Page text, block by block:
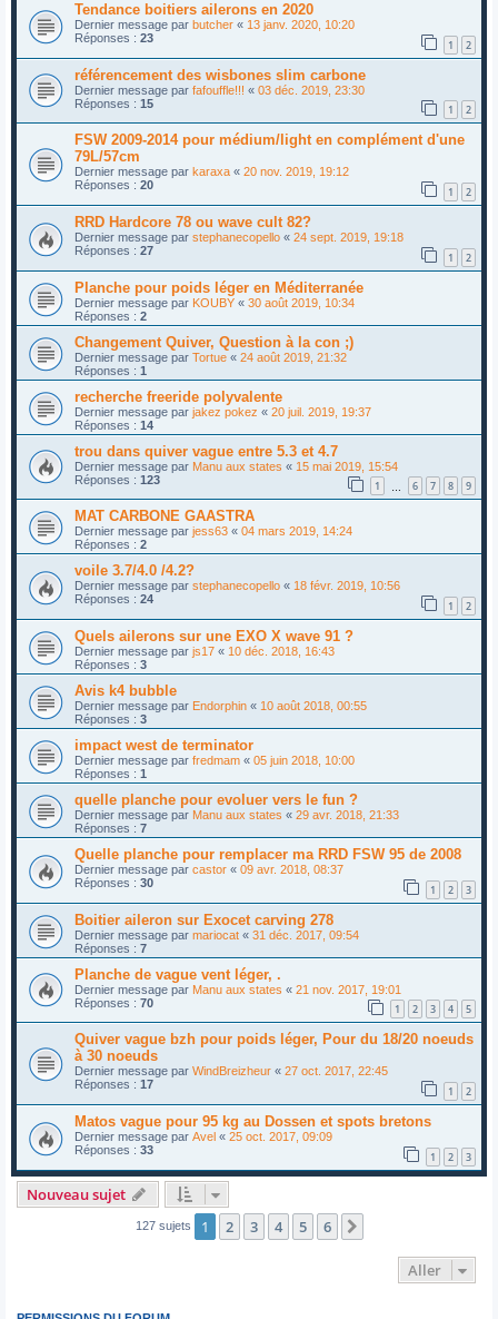
Tendance boitiers ailerons en 2020
Dernier message par butcher « 13 janv. 2020, 10:20
Réponses : 23 1 2
référencement des wisbones slim carbone
Dernier message par fafouffle!!! « 03 déc. 2019, 23:30
Réponses : 15 1 2
FSW 2009-2014 pour médium/light en complément d'une
79L/57cm
Dernier message par karaxa « 20 nov. 2019, 19:12
Réponses : 20 1 2
RRD Hardcore 78 ou wave cult 82?
Dernier message par stephanecopello « 24 sept. 2019, 19:18
Réponses : 27 1 2
Planche pour poids léger en Méditerranée
Dernier message par KOUBY « 30 août 2019, 10:34
Réponses : 2
Changement Quiver, Question à la con ;)
Dernier message par Tortue « 24 août 2019, 21:32
Réponses : 1
recherche freeride polyvalente
Dernier message par jakez pokez « 20 juil. 2019, 19:37
Réponses : 14
trou dans quiver vague entre 5.3 et 4.7
Dernier message par Manu aux states « 15 mai 2019, 15:54
Réponses : 123 1 6 7 8 9
MAT CARBONE GAASTRA
Dernier message par jess63 « 04 mars 2019, 14:24
Réponses : 2
voile 3.7/4.0 /4.2?
Dernier message par stephanecopello « 18 févr. 2019, 10:56
Réponses : 24 1 2
Quels ailerons sur une EXO X wave 91 ?
Dernier message par js17 « 10 déc. 2018, 16:43
Réponses : 3
Avis k4 bubble
Dernier message par Endorphin « 10 août 2018, 00:55
Réponses : 3
impact west de terminator
Dernier message par fredmam « 05 juin 2018, 10:00
Réponses : 1
quelle planche pour evoluer vers le fun ?
Dernier message par Manu aux states « 29 avr. 2018, 21:33
Réponses : 7
Quelle planche pour remplacer ma RRD FSW 95 de 2008
Dernier message par castor « 09 avr. 2018, 08:37
Réponses : 30 1 2 3
Boitier aileron sur Exocet carving 278
Dernier message par mariocat « 31 déc. 2017, 09:54
Réponses : 7
Planche de vague vent léger, .
Dernier message par Manu aux states « 21 nov. 2017, 19:01
Réponses : 70 1 2 3 4 5
Quiver vague bzh pour poids léger, Pour du 18/20 noeuds
à 30 noeuds
Dernier message par WindBreizheur « 27 oct. 2017, 22:45
Réponses : 17 1 2
Matos vague pour 95 kg au Dossen et spots bretons
Dernier message par Avel « 25 oct. 2017, 09:09
Réponses : 33 1 2 3
Nouveau sujet
127 sujets 1 2 3 4 5 6
Aller